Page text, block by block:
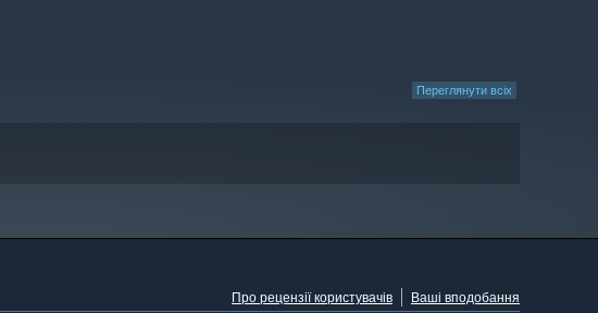
Переглянути всіх
Про рецензії користувачів Ваші вподобання